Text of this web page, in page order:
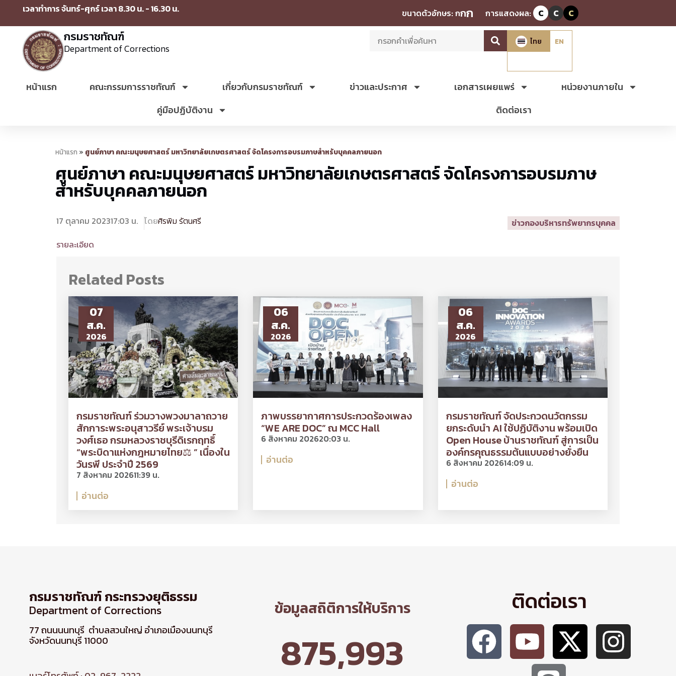
เวลาทำการ จันทร์-ศุกร์ เวลา 8.30 น. - 16.30 น. ขนาดตัวอักษร:กกก การแสดงผล: C C C
กรมราชทัณฑ์
Department of Corrections
ไทย EN
หน้าแรก คณะกรรมการราชทัณฑ์ เกี่ยวกับกรมราชทัณฑ์ ข่าวและประกาศ เอกสารเผยแพร่
หน่วยงานภายใน
คู่มือปฏิบัติงาน
ติดต่อเรา
หน้าแรก » ศูนย์ภาษา คณะมนุษยศาสตร์ มหาวิทยาลัยเกษตรศาสตร์ จัดโครงการอบรมภาษสำหรับบุคคลภายนอก
ศูนย์ภาษา คณะมนุษยศาสตร์ มหาวิทยาลัยเกษตรศาสตร์ จัดโครงการอบรมภาษ
สำหรับบุคคลภายนอก
17 ตุลาคม 202317:03 น. โดยศิรพิม รัตนศรี
ข่าวกองบริหารทรัพยากรบุคคล
รายละเอียด
Related Posts
07
ส.ค.
2026
กรมราชทัณฑ์ ร่วมวางพวงมาลาถวาย
สักการะพระอนุสาวรีย์ พระเจ้าบรม
วงศ์เธอ กรมหลวงราชบุรีดิเรกฤทธิ์
“พระบิดาแห่งกฎหมายไทย⚖ ” เนื่องใน
วันรพี ประจำปี 2569
7 สิงหาคม 202611:39 น.
อ่านต่อ
06
ส.ค.
2026
ภาพบรรยากาศการประกวดร้องเพลง
“WE ARE DOC” ณ MCC Hall
6 สิงหาคม 202620:03 น.
อ่านต่อ
06
ส.ค.
2026
กรมราชทัณฑ์ จัดประกวดนวัตกรรม
ยกระดับนำ AI ใช้ปฏิบัติงาน พร้อมเปิด
Open House บ้านราชทัณฑ์ สู่การเป็น
องค์กรคุณธรรมต้นแบบอย่างยั่งยืน
6 สิงหาคม 202614:09 น.
อ่านต่อ
กรมราชทัณฑ์ กระทรวงยุติธรรม
Department of Corrections
77 ถนนนนทบุรี ตำบลสวนใหญ่ อำเภอเมืองนนทบุรี
จังหวัดนนทบุรี 11000
ข้อมูลสถิติการให้บริการ
875,993
ติดต่อเรา